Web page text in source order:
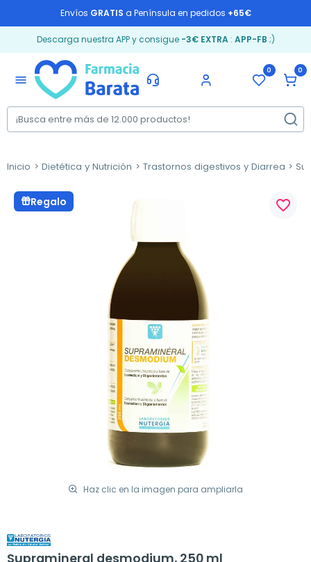
Envíos GRATIS a Península en pedidos +65€
Descarga nuestra APP y consigue -3€ EXTRA: APP-FB ;)
menu
0 0
Inicio Dietética y Nutrición Trastornos digestivos y Diarrea
Regalo
Haz clic en la imagen para ampliarla
favorite_border
Supramineral desmodium, 250 ml